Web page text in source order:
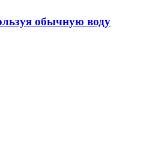
обычную воду